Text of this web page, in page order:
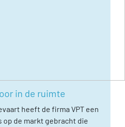
in de ruimte
heeft de firma VPT een
op de markt gebracht die